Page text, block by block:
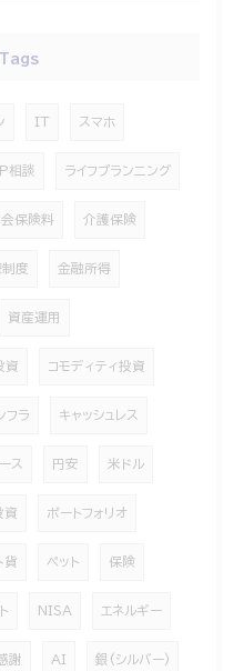
Tags
IT スマホ
相談 ライフプランニング
会保険料 介護保険
度 金融所得
資産運用
資 コモディティ投資
フラ キャッシュレス
ス 円安 米ドル
資 ポートフォリオ
貨 ペット 保険
NISA エネルギー
謝 AI 銀(シルバー)